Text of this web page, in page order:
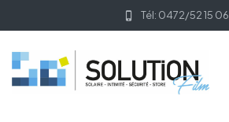
Tél: 0472/52 15 06